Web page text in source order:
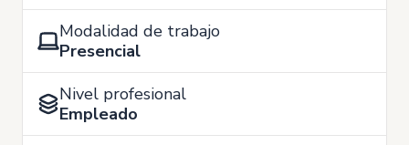
Modalidad de trabajo
Presencial
Nivel profesional
Empleado